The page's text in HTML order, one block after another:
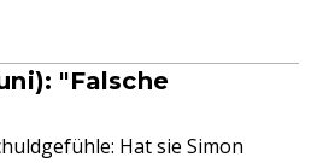
"Falsche
Hat sie Simon